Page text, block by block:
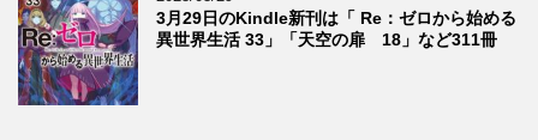
3月29日のKindle新刊は「 Re：ゼロから始める
異世界生活 33」「天空の扉 18」など311冊